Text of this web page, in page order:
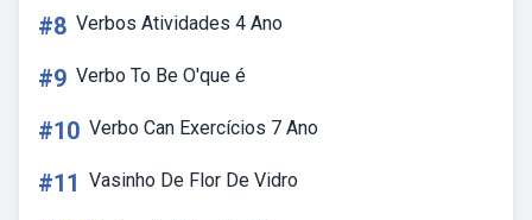
#8 Verbos Atividades 4 Ano
#9 Verbo To Be O'que é
#10 Verbo Can Exercícios 7 Ano
#11 Vasinho De Flor De Vidro